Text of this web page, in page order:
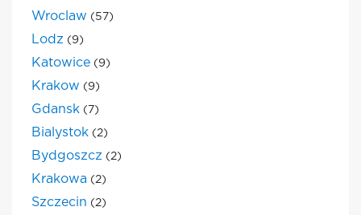
Wroclaw (57)
Lodz (9)
Katowice (9)
Krakow (9)
Gdansk (7)
Bialystok (2)
Bydgoszcz (2)
Krakowa (2)
Szczecin (2)